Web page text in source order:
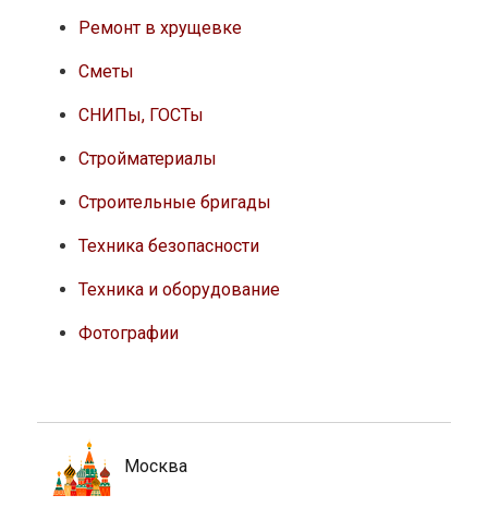
Ремонт в хрущевке
Сметы
СНИПы, ГОСТы
Стройматериалы
Строительные бригады
Техника безопасности
Техника и оборудование
Фотографии
Москва